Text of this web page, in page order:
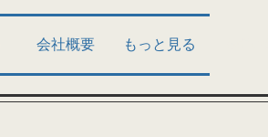
会社概要 もっと見る